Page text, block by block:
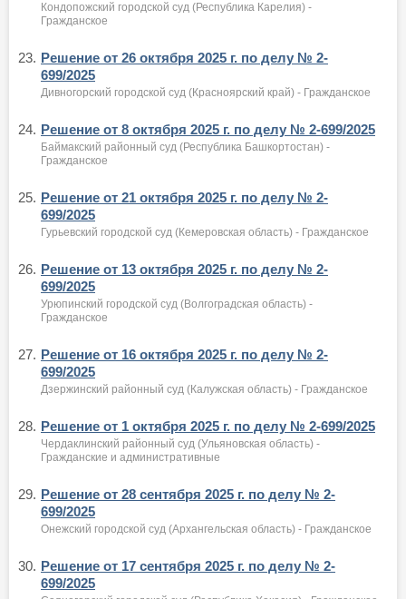
Кондопожский городской суд (Республика Карелия) -
Гражданское
23. Решение от 26 октября 2025 г. по делу № 2-
699/2025
Дивногорский городской суд (Красноярский край) - Гражданское
24. Решение от 8 октября 2025 г. по делу № 2-699/2025
Баймакский районный суд (Республика Башкортостан) -
Гражданское
25. Решение от 21 октября 2025 г. по делу № 2-
699/2025
Гурьевский городской суд (Кемеровская область) - Гражданское
26. Решение от 13 октября 2025 г. по делу № 2-
699/2025
Урюпинский городской суд (Волгоградская область) -
Гражданское
27. Решение от 16 октября 2025 г. по делу № 2-
699/2025
Дзержинский районный суд (Калужская область) - Гражданское
28. Решение от 1 октября 2025 г. по делу № 2-699/2025
Чердаклинский районный суд (Ульяновская область) -
Гражданские и административные
29. Решение от 28 сентября 2025 г. по делу № 2-
699/2025
Онежский городской суд (Архангельская область) - Гражданское
30. Решение от 17 сентября 2025 г. по делу № 2-
699/2025